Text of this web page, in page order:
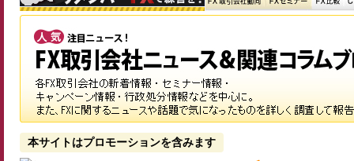
本サイトはプロモーションを含みます